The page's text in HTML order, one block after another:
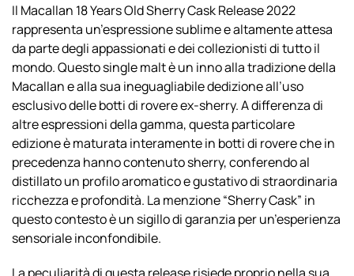
Il Macallan 18 Years Old Sherry Cask Release 2022
rappresenta un’espressione sublime e altamente attesa
da parte degli appassionati e dei collezionisti di tutto il
mondo. Questo single malt è un inno alla tradizione della
Macallan e alla sua ineguagliabile dedizione all’uso
esclusivo delle botti di rovere ex-sherry. A differenza di
altre espressioni della gamma, questa particolare
edizione è maturata interamente in botti di rovere che in
precedenza hanno contenuto sherry, conferendo al
distillato un profilo aromatico e gustativo di straordinaria
ricchezza e profondità. La menzione “Sherry Cask” in
questo contesto è un sigillo di garanzia per un’esperienza
sensoriale inconfondibile.